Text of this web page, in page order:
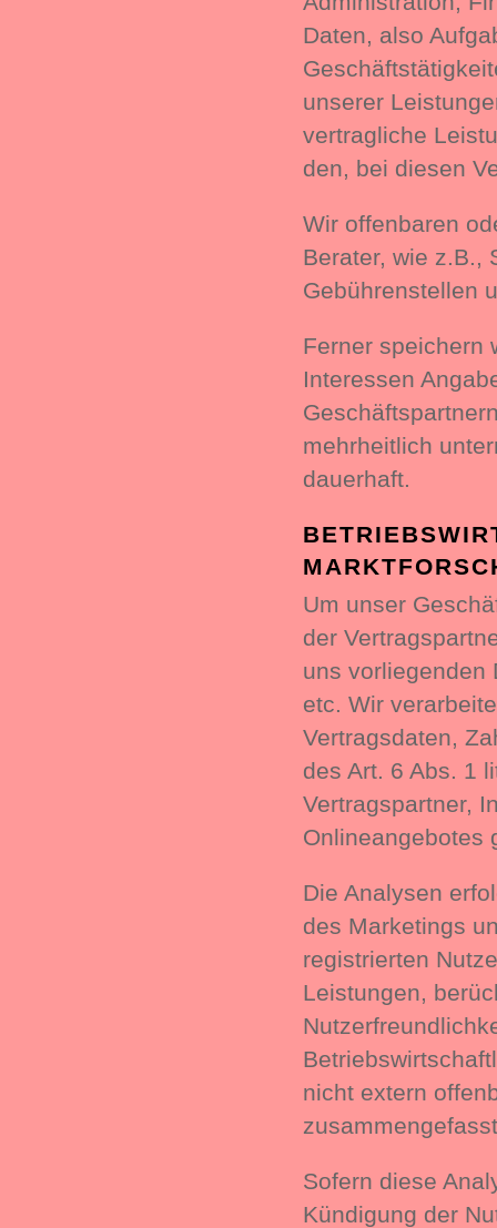
Daten, also
unserer
vertragliche
den, bei diesen
Wir offenbaren
Berater, wie z.B.,
Gebührenstellen
Ferner speichern
Interessen
mehrheitlich
dauerhaft.
Um unser
der
uns vorliegenden
etc. Wir
Vertragsdaten,
des Art. 6 Abs. 1
Vertragspartner,
Onlineangebotes
Die Analysen
des Marketings
registrierten
Leistungen,
nicht extern
Sofern diese
Kündigung der